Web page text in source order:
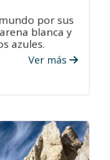
por sus
blanca y
azules.
Ver más
HACER?